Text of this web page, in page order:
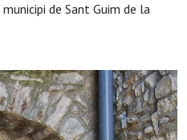
de Sant Guim de la